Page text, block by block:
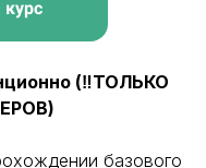
курс
(‼️ТОЛЬКО
базового